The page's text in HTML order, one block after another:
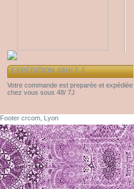
EXPÉDITION 48H/ 7 J
Votre commande est preparée et expédiée
chez vous sous 48/ 7J
Footer crcom, Lyon